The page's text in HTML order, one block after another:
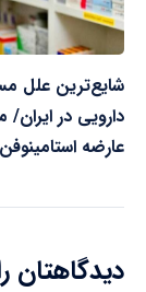
شایع‌ترین علل
دارویی در ایران/
عارضه استامینوفن
دیدگاهتان